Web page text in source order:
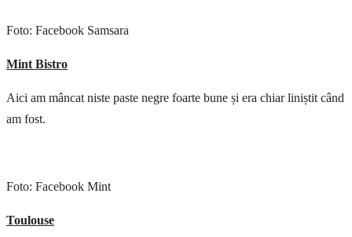
Foto: Facebook Samsara
Mint Bistro
Aici am mâncat niste paste negre foarte bune și era chiar liniștit când
am fost.
Foto: Facebook Mint
Toulouse